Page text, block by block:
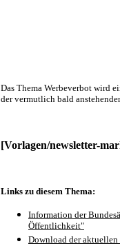
Das Thema Werbeverbot wird
der vermutlich bald
[Vorlagen/newsletter-
Links zu diesem Thema:
Information der
Öffentlichkeit"
Download der